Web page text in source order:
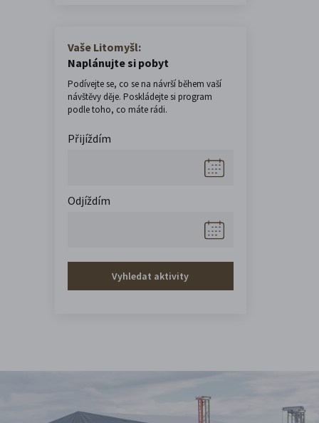
Vaše Litomyšl:
Naplánujte si pobyt
Podívejte se, co se na návrší během vaší
návštěvy děje. Poskládejte si program
podle toho, co máte rádi.
Přijíždím
Odjíždím
Vyhledat aktivity